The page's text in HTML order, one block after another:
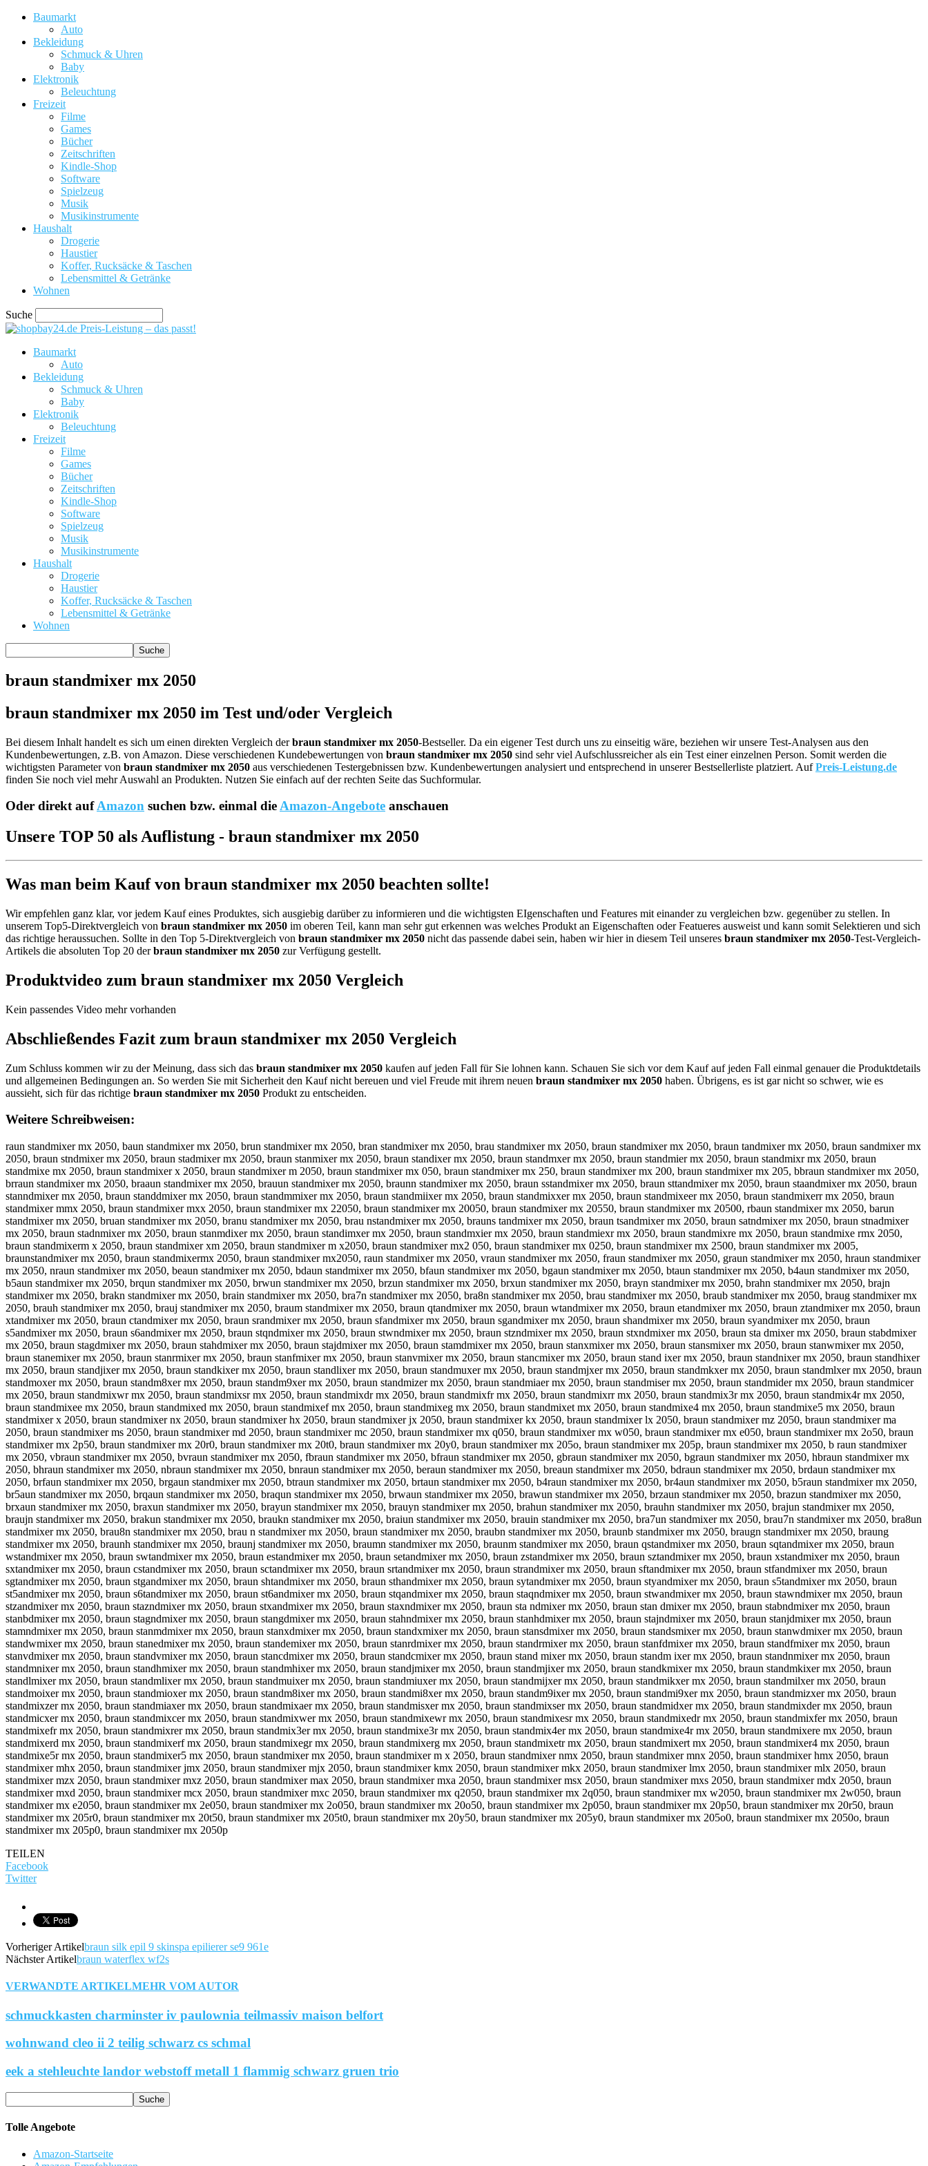
Baumarkt
Auto
Bekleidung
Schmuck & Uhren
Baby
Elektronik
Beleuchtung
Freizeit
Filme
Games
Bücher
Zeitschriften
Kindle-Shop
Software
Spielzeug
Musik
Musikinstrumente
Haushalt
Drogerie
Haustier
Koffer, Rucksäcke & Taschen
Lebensmittel & Getränke
Wohnen
Suche
Preis-Leistung – das passt!
Baumarkt
Auto
Bekleidung
Schmuck & Uhren
Baby
Elektronik
Beleuchtung
Freizeit
Filme
Games
Bücher
Zeitschriften
Kindle-Shop
Software
Spielzeug
Musik
Musikinstrumente
Haushalt
Drogerie
Haustier
Koffer, Rucksäcke & Taschen
Lebensmittel & Getränke
Wohnen
braun standmixer mx 2050
braun standmixer mx 2050 im Test und/oder Vergleich
Bei diesem Inhalt handelt es sich um einen direkten Vergleich derbraun standmixer mx 2050-Bestseller. Da ein eigener Test durch uns zu einseitig wäre, beziehen wir unsere Test-Analysen aus den
Kundenbewertungen, z.B. von Amazon. Diese verschiedenen Kundebewertungen von braun standmixer mx 2050 sind sehr viel Aufschlussreicher als ein Test einer einzelnen Person. Somit werden die
wichtigsten Parameter von braun standmixer mx 2050 aus verschiedenen Testergebnissen bzw. Kundenbewertungen analysiert und entsprechend in unserer Bestsellerliste platziert. AufPreis-Leistung.de
finden Sie noch viel mehr Auswahl an Produkten. Nutzen Sie einfach auf der rechten Seite das Suchformular.
Oder direkt aufAmazon suchen bzw. einmal dieAmazon-Angebote anschauen
Unsere TOP 50 als Auflistung - braun standmixer mx 2050
Was man beim Kauf von braun standmixer mx 2050 beachten sollte!
Wir empfehlen ganz klar, vor jedem Kauf eines Produktes, sich ausgiebig darüber zu informieren und die wichtigsten EIgenschaften und Features mit einander zu vergleichen bzw. gegenüber zu stellen. In
unserem Top5-Direktvergleich von braun standmixer mx 2050 im oberen Teil, kann man sehr gut erkennen was welches Produkt an Eigenschaften oder Featueres ausweist und kann somit Selektieren und sich
das richtige heraussuchen. Sollte in den Top 5-Direktvergleich von braun standmixer mx 2050 nicht das passende dabei sein, haben wir hier in diesem Teil unseres braun standmixer mx 2050-Test-Vergleich-
Artikels die absoluten Top 20 derbraun standmixer mx 2050 zur Verfügung gestellt.
Produktvideo zum braun standmixer mx 2050 Vergleich
Kein passendes Video mehr vorhanden
Abschließendes Fazit zum braun standmixer mx 2050 Vergleich
Zum Schluss kommen wir zu der Meinung, dass sich das braun standmixer mx 2050 kaufen auf jeden Fall für Sie lohnen kann. Schauen Sie sich vor dem Kauf auf jeden Fall einmal genauer die Produktdetails
und allgemeinen Bedingungen an. So werden Sie mit Sicherheit den Kauf nicht bereuen und viel Freude mit ihrem neuen braun standmixer mx 2050 haben. Übrigens, es ist gar nicht so schwer, wie es
aussieht, sich für das richtige braun standmixer mx 2050 Produkt zu entscheiden.
Weitere Schreibweisen:
raun standmixer mx 2050, baun standmixer mx 2050, brun standmixer mx 2050, bran standmixer mx 2050, brau standmixer mx 2050, braun standmixer mx 2050, braun tandmixer mx 2050, braun sandmixer mx 2050, braun stndmixer mx 2050, braun stadmixer mx 2050, braun stanmixer mx 2050, braun standixer mx 2050, braun standmxer mx 2050, braun standmier mx 2050, braun standmixr mx 2050, braun standmixe mx 2050, braun standmixer x 2050, braun standmixer m 2050, braun standmixer mx 050, braun standmixer mx 250, braun standmixer mx 200, braun standmixer mx 205, bbraun standmixer mx 2050, brraun standmixer mx 2050, braaun standmixer mx 2050, brauun standmixer mx 2050, braunn standmixer mx 2050, braun sstandmixer mx 2050, braun sttandmixer mx 2050, braun staandmixer mx 2050, braun stanndmixer mx 2050, braun standdmixer mx 2050, braun standmmixer mx 2050, braun standmiixer mx 2050, braun standmixxer mx 2050, braun standmixeer mx 2050, braun standmixerr mx 2050, braun standmixer mmx 2050, braun standmixer mxx 2050, braun standmixer mx 22050, braun standmixer mx 20050, braun standmixer mx 20550, braun standmixer mx 20500, rbaun standmixer mx 2050, barun standmixer mx 2050, bruan standmixer mx 2050, branu standmixer mx 2050, brau nstandmixer mx 2050, brauns tandmixer mx 2050, braun tsandmixer mx 2050, braun satndmixer mx 2050, braun stnadmixer mx 2050, braun stadnmixer mx 2050, braun stanmdixer mx 2050, braun standimxer mx 2050, braun standmxier mx 2050, braun standmiexr mx 2050, braun standmixre mx 2050, braun standmixe rmx 2050, braun standmixerm x 2050, braun standmixer xm 2050, braun standmixer m x2050, braun standmixer mx2 050, braun standmixer mx 0250, braun standmixer mx 2500, braun standmixer mx 2005, braunstandmixer mx 2050, braun standmixermx 2050, braun standmixer mx2050, raun standmixer mx 2050, vraun standmixer mx 2050, fraun standmixer mx 2050, graun standmixer mx 2050, hraun standmixer mx 2050, nraun standmixer mx 2050, beaun standmixer mx 2050, bdaun standmixer mx 2050, bfaun standmixer mx 2050, bgaun standmixer mx 2050, btaun standmixer mx 2050, b4aun standmixer mx 2050, b5aun standmixer mx 2050, brqun standmixer mx 2050, brwun standmixer mx 2050, brzun standmixer mx 2050, brxun standmixer mx 2050, brayn standmixer mx 2050, brahn standmixer mx 2050, brajn standmixer mx 2050, brakn standmixer mx 2050, brain standmixer mx 2050, bra7n standmixer mx 2050, bra8n standmixer mx 2050, brau standmixer mx 2050, braub standmixer mx 2050, braug standmixer mx 2050, brauh standmixer mx 2050, brauj standmixer mx 2050, braum standmixer mx 2050, braun qtandmixer mx 2050, braun wtandmixer mx 2050, braun etandmixer mx 2050, braun ztandmixer mx 2050, braun xtandmixer mx 2050, braun ctandmixer mx 2050, braun srandmixer mx 2050, braun sfandmixer mx 2050, braun sgandmixer mx 2050, braun shandmixer mx 2050, braun syandmixer mx 2050, braun s5andmixer mx 2050, braun s6andmixer mx 2050, braun stqndmixer mx 2050, braun stwndmixer mx 2050, braun stzndmixer mx 2050, braun stxndmixer mx 2050, braun sta dmixer mx 2050, braun stabdmixer mx 2050, braun stagdmixer mx 2050, braun stahdmixer mx 2050, braun stajdmixer mx 2050, braun stamdmixer mx 2050, braun stanxmixer mx 2050, braun stansmixer mx 2050, braun stanwmixer mx 2050, braun stanemixer mx 2050, braun stanrmixer mx 2050, braun stanfmixer mx 2050, braun stanvmixer mx 2050, braun stancmixer mx 2050, braun stand ixer mx 2050, braun standnixer mx 2050, braun standhixer mx 2050, braun standjixer mx 2050, braun standkixer mx 2050, braun standlixer mx 2050, braun standmuxer mx 2050, braun standmjxer mx 2050, braun standmkxer mx 2050, braun standmlxer mx 2050, braun standmoxer mx 2050, braun standm8xer mx 2050, braun standm9xer mx 2050, braun standmizer mx 2050, braun standmiaer mx 2050, braun standmiser mx 2050, braun standmider mx 2050, braun standmicer mx 2050, braun standmixwr mx 2050, braun standmixsr mx 2050, braun standmixdr mx 2050, braun standmixfr mx 2050, braun standmixrr mx 2050, braun standmix3r mx 2050, braun standmix4r mx 2050, braun standmixee mx 2050, braun standmixed mx 2050, braun standmixef mx 2050, braun standmixeg mx 2050, braun standmixet mx 2050, braun standmixe4 mx 2050, braun standmixe5 mx 2050, braun standmixer x 2050, braun standmixer nx 2050, braun standmixer hx 2050, braun standmixer jx 2050, braun standmixer kx 2050, braun standmixer lx 2050, braun standmixer mz 2050, braun standmixer ma 2050, braun standmixer ms 2050, braun standmixer md 2050, braun standmixer mc 2050, braun standmixer mx q050, braun standmixer mx w050, braun standmixer mx e050, braun standmixer mx 2o50, braun standmixer mx 2p50, braun standmixer mx 20r0, braun standmixer mx 20t0, braun standmixer mx 20y0, braun standmixer mx 205o, braun standmixer mx 205p, braun standmixer mx 2050, b raun standmixer mx 2050, vbraun standmixer mx 2050, bvraun standmixer mx 2050, fbraun standmixer mx 2050, bfraun standmixer mx 2050, gbraun standmixer mx 2050, bgraun standmixer mx 2050, hbraun standmixer mx 2050, bhraun standmixer mx 2050, nbraun standmixer mx 2050, bnraun standmixer mx 2050, beraun standmixer mx 2050, breaun standmixer mx 2050, bdraun standmixer mx 2050, brdaun standmixer mx 2050, brfaun standmixer mx 2050, brgaun standmixer mx 2050, btraun standmixer mx 2050, brtaun standmixer mx 2050, b4raun standmixer mx 2050, br4aun standmixer mx 2050, b5raun standmixer mx 2050, br5aun standmixer mx 2050, brqaun standmixer mx 2050, braqun standmixer mx 2050, brwaun standmixer mx 2050, brawun standmixer mx 2050, brzaun standmixer mx 2050, brazun standmixer mx 2050, brxaun standmixer mx 2050, braxun standmixer mx 2050, brayun standmixer mx 2050, brauyn standmixer mx 2050, brahun standmixer mx 2050, brauhn standmixer mx 2050, brajun standmixer mx 2050, braujn standmixer mx 2050, brakun standmixer mx 2050, braukn standmixer mx 2050, braiun standmixer mx 2050, brauin standmixer mx 2050, bra7un standmixer mx 2050, brau7n standmixer mx 2050, bra8un standmixer mx 2050, brau8n standmixer mx 2050, brau n standmixer mx 2050, braun standmixer mx 2050, braubn standmixer mx 2050, braunb standmixer mx 2050, braugn standmixer mx 2050, braung standmixer mx 2050, braunh standmixer mx 2050, braunj standmixer mx 2050, braumn standmixer mx 2050, braunm standmixer mx 2050, braun qstandmixer mx 2050, braun sqtandmixer mx 2050, braun wstandmixer mx 2050, braun swtandmixer mx 2050, braun estandmixer mx 2050, braun setandmixer mx 2050, braun zstandmixer mx 2050, braun sztandmixer mx 2050, braun xstandmixer mx 2050, braun sxtandmixer mx 2050, braun cstandmixer mx 2050, braun sctandmixer mx 2050, braun srtandmixer mx 2050, braun strandmixer mx 2050, braun sftandmixer mx 2050, braun stfandmixer mx 2050, braun sgtandmixer mx 2050, braun stgandmixer mx 2050, braun shtandmixer mx 2050, braun sthandmixer mx 2050, braun sytandmixer mx 2050, braun styandmixer mx 2050, braun s5tandmixer mx 2050, braun st5andmixer mx 2050, braun s6tandmixer mx 2050, braun st6andmixer mx 2050, braun stqandmixer mx 2050, braun staqndmixer mx 2050, braun stwandmixer mx 2050, braun stawndmixer mx 2050, braun stzandmixer mx 2050, braun stazndmixer mx 2050, braun stxandmixer mx 2050, braun staxndmixer mx 2050, braun sta ndmixer mx 2050, braun stan dmixer mx 2050, braun stabndmixer mx 2050, braun stanbdmixer mx 2050, braun stagndmixer mx 2050, braun stangdmixer mx 2050, braun stahndmixer mx 2050, braun stanhdmixer mx 2050, braun stajndmixer mx 2050, braun stanjdmixer mx 2050, braun stamndmixer mx 2050, braun stanmdmixer mx 2050, braun stanxdmixer mx 2050, braun standxmixer mx 2050, braun stansdmixer mx 2050, braun standsmixer mx 2050, braun stanwdmixer mx 2050, braun standwmixer mx 2050, braun stanedmixer mx 2050, braun standemixer mx 2050, braun stanrdmixer mx 2050, braun standrmixer mx 2050, braun stanfdmixer mx 2050, braun standfmixer mx 2050, braun stanvdmixer mx 2050, braun standvmixer mx 2050, braun stancdmixer mx 2050, braun standcmixer mx 2050, braun stand mixer mx 2050, braun standm ixer mx 2050, braun standnmixer mx 2050, braun standmnixer mx 2050, braun standhmixer mx 2050, braun standmhixer mx 2050, braun standjmixer mx 2050, braun standmjixer mx 2050, braun standkmixer mx 2050, braun standmkixer mx 2050, braun standlmixer mx 2050, braun standmlixer mx 2050, braun standmuixer mx 2050, braun standmiuxer mx 2050, braun standmijxer mx 2050, braun standmikxer mx 2050, braun standmilxer mx 2050, braun standmoixer mx 2050, braun standmioxer mx 2050, braun standm8ixer mx 2050, braun standmi8xer mx 2050, braun standm9ixer mx 2050, braun standmi9xer mx 2050, braun standmizxer mx 2050, braun standmixzer mx 2050, braun standmiaxer mx 2050, braun standmixaer mx 2050, braun standmisxer mx 2050, braun standmixser mx 2050, braun standmidxer mx 2050, braun standmixder mx 2050, braun standmicxer mx 2050, braun standmixcer mx 2050, braun standmixwer mx 2050, braun standmixewr mx 2050, braun standmixesr mx 2050, braun standmixedr mx 2050, braun standmixfer mx 2050, braun standmixefr mx 2050, braun standmixrer mx 2050, braun standmix3er mx 2050, braun standmixe3r mx 2050, braun standmix4er mx 2050, braun standmixe4r mx 2050, braun standmixere mx 2050, braun standmixerd mx 2050, braun standmixerf mx 2050, braun standmixegr mx 2050, braun standmixerg mx 2050, braun standmixetr mx 2050, braun standmixert mx 2050, braun standmixer4 mx 2050, braun standmixe5r mx 2050, braun standmixer5 mx 2050, braun standmixer mx 2050, braun standmixer m x 2050, braun standmixer nmx 2050, braun standmixer mnx 2050, braun standmixer hmx 2050, braun standmixer mhx 2050, braun standmixer jmx 2050, braun standmixer mjx 2050, braun standmixer kmx 2050, braun standmixer mkx 2050, braun standmixer lmx 2050, braun standmixer mlx 2050, braun standmixer mzx 2050, braun standmixer mxz 2050, braun standmixer max 2050, braun standmixer mxa 2050, braun standmixer msx 2050, braun standmixer mxs 2050, braun standmixer mdx 2050, braun standmixer mxd 2050, braun standmixer mcx 2050, braun standmixer mxc 2050, braun
TEILEN
Facebook
Twitter
Vorheriger Artikelbraun silk epil 9 skinspa epilierer se9 961e
Nächster Artikelbraun waterflex wf2s
VERWANDTE ARTIKELMEHR VOM AUTOR
schmuckkasten charminster iv paulownia teilmassiv maison belfort
wohnwand cleo ii 2 teilig schwarz cs schmal
eek a stehleuchte landor webstoff metall 1 flammig schwarz gruen trio
Tolle Angebote
Amazon-Startseite